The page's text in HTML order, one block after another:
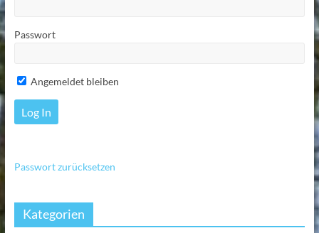
Passwort
Angemeldet bleiben
Passwort zurücksetzen
Kategorien